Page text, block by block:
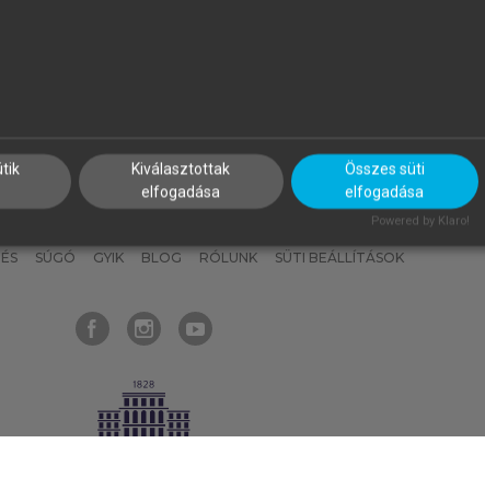
MI – ÁLTALÁNOS IRÁNYELVEK
SÚGÓ GYIK BLOG RÓLUNK SÜTI BEÁLLÍTÁSOK
Kiválasztottak
elfogadása
Összes süti
elfogadása
Powered by Klaro!